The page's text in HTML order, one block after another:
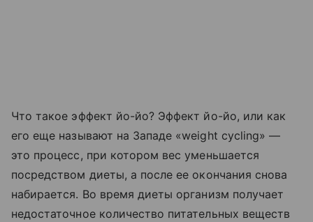
Что такое эффект йо-йо? Эффект йо-йо, или как
его еще называют на Западе «weight cycling» —
это процесс, при котором вес уменьшается
посредством диеты, а после ее окончания снова
набирается. Во время диеты организм получает
недостаточное количество питательных веществ